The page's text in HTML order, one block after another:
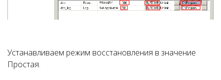
Устанавливаем режим восстановления в значение
Простая.